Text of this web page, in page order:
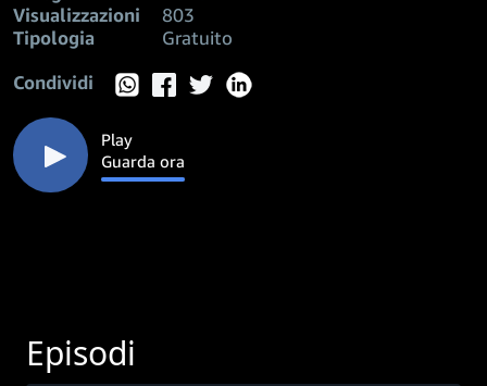
Visualizzazioni
803
Tipologia
Gratuito
Condividi
Play
Guarda ora
Episodi